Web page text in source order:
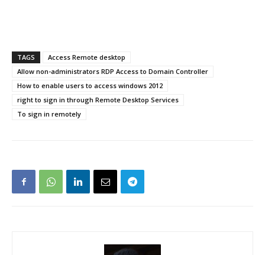
TAGS
Access Remote desktop
Allow non-administrators RDP Access to Domain Controller
How to enable users to access windows 2012
right to sign in through Remote Desktop Services
To sign in remotely